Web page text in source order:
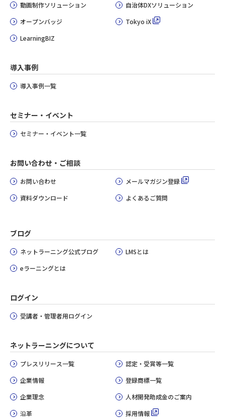
動画制作ソリューション
オープンバッジ
LearningBIZ
自治体DXソリューション
Tokyo iX
導入事例
導入事例一覧
セミナー・イベント
セミナー・イベント一覧
お問い合わせ・ご相談
お問い合わせ
資料ダウンロード
メールマガジン登録
よくあるご質問
ブログ
ネットラーニング公式ブログ
eラーニングとは
LMSとは
ログイン
受講者・管理者用ログイン
ネットラーニングについて
プレスリリース一覧
企業情報
企業理念
沿革
認定・受賞等一覧
登録商標一覧
人材開発助成金のご案内
採用情報